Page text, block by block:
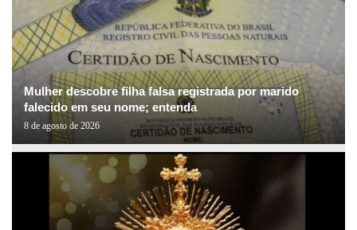
Mulher descobre filha falsa registrada por marido
falecido em seu nome; entenda
8 de agosto de 2026